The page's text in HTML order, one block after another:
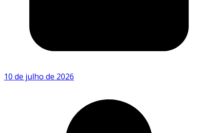
10 de julho de 2026